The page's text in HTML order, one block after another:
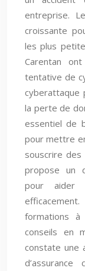
entreprise.
croissante
les plus
Carentan
tentative de
cyberattaque
la perte de
essentiel de
pour mettre
souscrire des
propose un
pour aider
formations
conseils en
constate une